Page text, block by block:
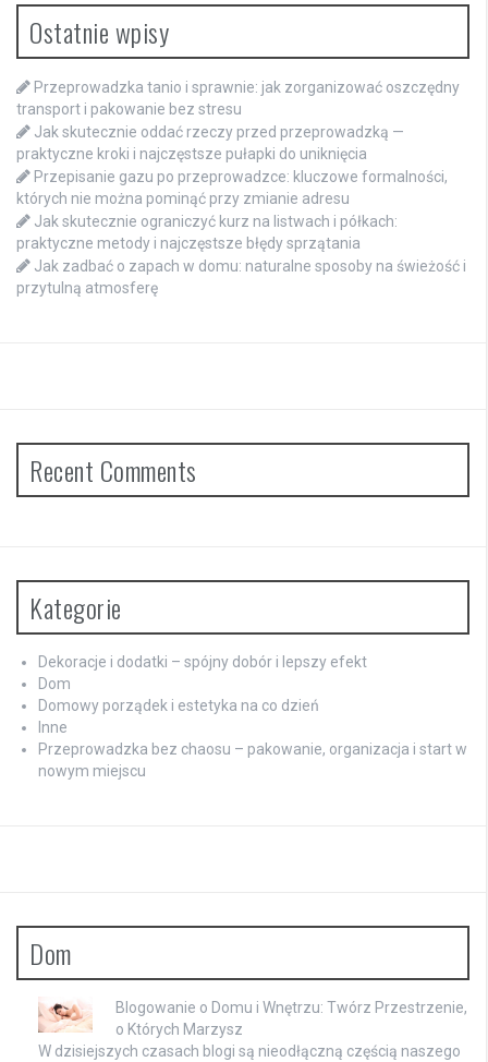
Ostatnie wpisy
Przeprowadzka tanio i sprawnie: jak zorganizować oszczędny
transport i pakowanie bez stresu
Jak skutecznie oddać rzeczy przed przeprowadzką —
praktyczne kroki i najczęstsze pułapki do uniknięcia
Przepisanie gazu po przeprowadzce: kluczowe formalności,
których nie można pominąć przy zmianie adresu
Jak skutecznie ograniczyć kurz na listwach i półkach:
praktyczne metody i najczęstsze błędy sprzątania
Jak zadbać o zapach w domu: naturalne sposoby na świeżość i
przytulną atmosferę
Recent Comments
Kategorie
Dekoracje i dodatki – spójny dobór i lepszy efekt
Dom
Domowy porządek i estetyka na co dzień
Inne
Przeprowadzka bez chaosu – pakowanie, organizacja i start w
nowym miejscu
Dom
Blogowanie o Domu i Wnętrzu: Twórz Przestrzenie,
o Których Marzysz
W dzisiejszych czasach blogi są nieodłączną częścią naszego